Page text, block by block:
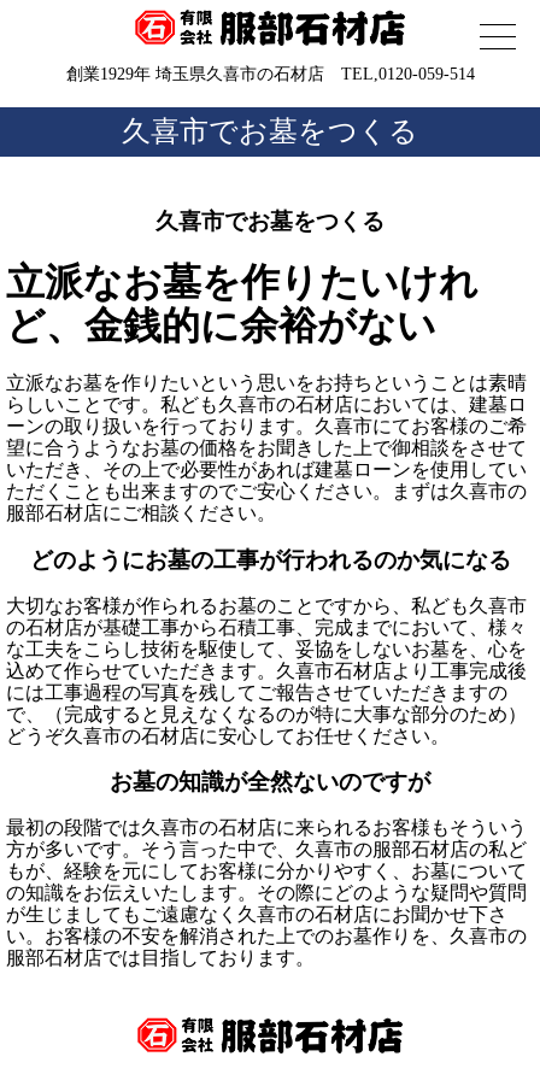
創業1929年 埼玉県久喜市の石材店 TEL,0120-059-514
久喜市でお墓をつくる
久喜市でお墓をつくる
立派なお墓を作りたいけれ
ど、金銭的に余裕がない
立派なお墓を作りたいという思いをお持ちということは素晴
らしいことです。私ども久喜市の石材店においては、建墓ロ
ーンの取り扱いを行っております。久喜市にてお客様のご希
望に合うようなお墓の価格をお聞きした上で御相談をさせて
いただき、その上で必要性があれば建墓ローンを使用してい
ただくことも出来ますのでご安心ください。まずは久喜市の
服部石材店にご相談ください。
どのようにお墓の工事が行われるのか気になる
大切なお客様が作られるお墓のことですから、私ども久喜市
の石材店が基礎工事から石積工事、完成までにおいて、様々
な工夫をこらし技術を駆使して、妥協をしないお墓を、心を
込めて作らせていただきます。久喜市石材店より工事完成後
には工事過程の写真を残してご報告させていただきますの
で、（完成すると見えなくなるのが特に大事な部分のため）
どうぞ久喜市の石材店に安心してお任せください。
お墓の知識が全然ないのですが
最初の段階では久喜市の石材店に来られるお客様もそういう
方が多いです。そう言った中で、久喜市の服部石材店の私ど
もが、経験を元にしてお客様に分かりやすく、お墓について
の知識をお伝えいたします。その際にどのような疑問や質問
が生じましてもご遠慮なく久喜市の石材店にお聞かせ下さ
い。お客様の不安を解消された上でのお墓作りを、久喜市の
服部石材店では目指しております。